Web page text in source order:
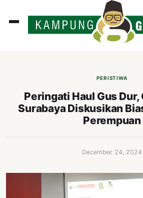
PERISTIWA
Peringati Haul Gus Dur,
Surabaya Diskusikan
Perempuan
December 24, 2024